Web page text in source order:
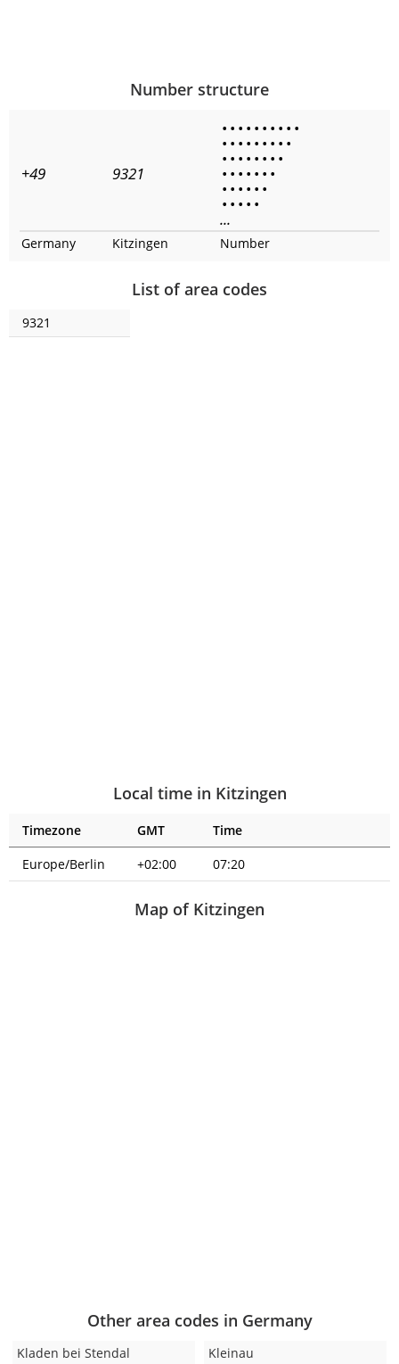
Number structure
+49 9321
• • • • • • • • • •
• • • • • • • • •
• • • • • • • •
• • • • • • •
• • • • • •
• • • • •
...
Germany Kitzingen Number
List of area codes
9321
Local time in Kitzingen
Timezone GMT
Time
Europe/Berlin
+02:00 07:20
Map of Kitzingen
Other area codes in Germany
Kladen bei Stendal Kleinau